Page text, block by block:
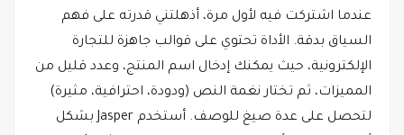
عندما اشتركت فيه لأول مرة، أذهلتني قدرته على فهم
السياق بدقة. الأداة تحتوي على قوالب جاهزة للتجارة
الإلكترونية، حيث يمكنك إدخال اسم المنتج، وعدد قليل من
المميزات، ثم تختار نغمة النص (ودودة، احترافية، مثيرة)
لتحصل على عدة صيغ للوصف. أستخدم Jasper بشكل